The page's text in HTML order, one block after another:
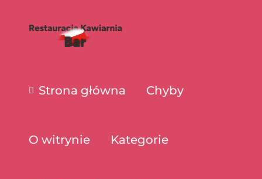
Strona główna Chyby
O witrynie Kategorie